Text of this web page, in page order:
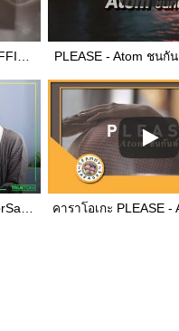
PLEASE - Atom ชนกันต์【OFFICIAL MV 】 PLEASE - Atom ชนกั
PLEASE | Atom ชนกันต์ x TorSaksit (Piano & i Live)